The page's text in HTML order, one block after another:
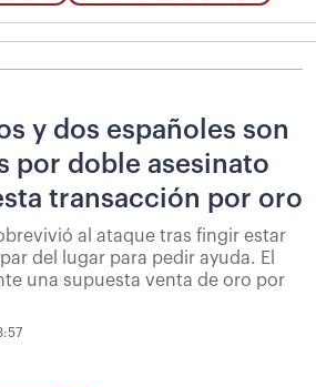
y dos españoles son
por doble asesinato
transacción por oro
al ataque tras fingir estar
del lugar para pedir ayuda. El
una supuesta venta de oro por